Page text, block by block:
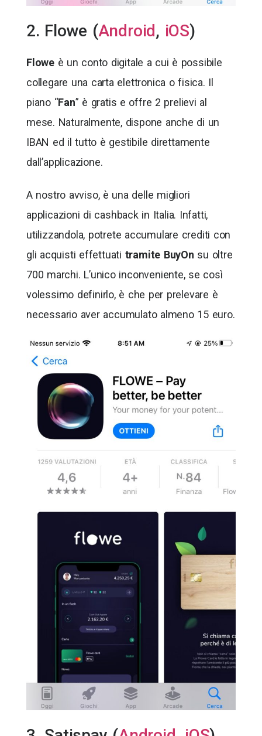
2. Flowe (Android, iOS)
Flowe è un conto digitale a cui è possibile
collegare una carta elettronica o fisica. Il
piano “Fan” è gratis e offre 2 prelievi al
mese. Naturalmente, dispone anche di un
IBAN ed il tutto è gestibile direttamente
dall’applicazione.
A nostro avviso, è una delle migliori
applicazioni di cashback in Italia. Infatti,
utilizzandola, potrete accumulare crediti con
gli acquisti effettuati tramite BuyOn su oltre
700 marchi. L’unico inconveniente, se così
volessimo definirlo, è che per prelevare è
necessario aver accumulato almeno 15 euro.